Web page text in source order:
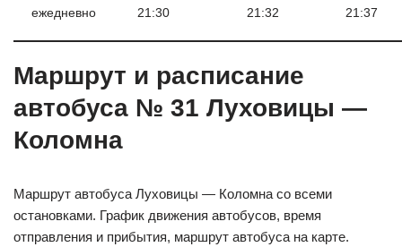
ежедневно 21:30 21:32 21:37
Маршрут и расписание
автобуса № 31 Луховицы —
Коломна
Маршрут автобуса Луховицы — Коломна со всеми
остановками. График движения автобусов, время
отправления и прибытия, маршрут автобуса на карте.